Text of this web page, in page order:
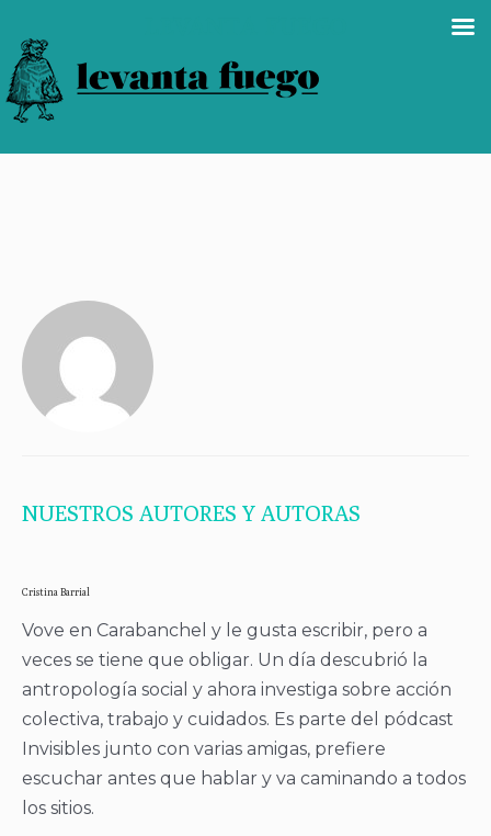
NUESTROS AUTORES Y AUTORAS
Cristina Barrial
Vove en Carabanchel y le gusta escribir, pero a
veces se tiene que obligar. Un día descubrió la
antropología social y ahora investiga sobre acción
colectiva, trabajo y cuidados. Es parte del pódcast
Invisibles junto con varias amigas, prefiere
escuchar antes que hablar y va caminando a todos
los sitios.